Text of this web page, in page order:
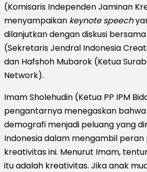
(Komisaris Independen Jaminan
menyampaikan keynote speech
dilanjutkan dengan diskusi
(Sekretaris Jendral Indonesia
dan Hafshoh Mubarok (Ketua
Network).
Imam Sholehudin (Ketua PP IPM
pengantarnya menegaskan
demografi menjadi peluang yang
Indonesia dalam mengambil
kreativitas ini. Menurut Imam,
itu adalah kreativitas. Jika anak